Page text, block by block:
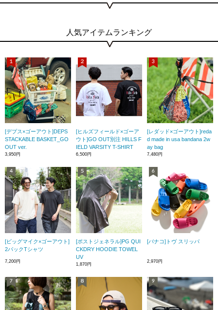
人気アイテムランキング
[デプス×ゴーアウト]DEPS
STACKABLE BASKET_GO
OUT ver.
3,950円
[ヒルズフィールド×ゴーア
ウト]GO OUT別注 HILLS F
IELD VARSITY T-SHIRT
6,500円
[レダッド×ゴーアウト]reda
d made in usa bandana 2w
ay bag
7,480円
[ビッグマイク×ゴーアウト]
2パックTシャツ
7,200円
[ポストジェネラル]PG QUI
CKDRY HOODIE TOWEL
UV
1,870円
[バナコ]トヴ スリッパ
2,970円